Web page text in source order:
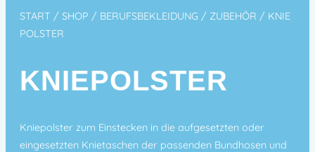
START / SHOP / BERUFSBEKLEIDUNG / ZUBEHÖR / KNIE
POLSTER
KNIEPOLSTER
Kniepolster zum Einstecken in die aufgesetzten oder
eingesetzten Knietaschen der passenden Bundhosen und